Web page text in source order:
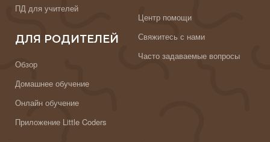
ПД для учителей
ДЛЯ РОДИТЕЛЕЙ
Обзор
Домашнее обучение
Онлайн обучение
Приложение Little Coders
Центр помощи
Свяжитесь с нами
Часто задаваемые вопросы